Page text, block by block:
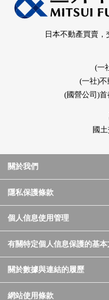
日本不動產買賣
(一
(一社)
(國營公司)
國
關於我們
隱私保護條款
個人信息使用管理
有關特定個人信息保護的基本
關於數據與連結的履歷
網站使用條款